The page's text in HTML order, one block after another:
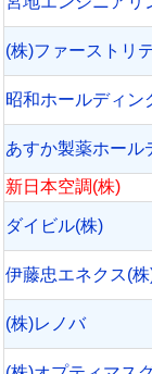
(株)ファーストリ
昭和ホールディン
あすか製薬ホール
新日本空調(株)
ダイビル(株)
伊藤忠エネクス(株
(株)レノバ